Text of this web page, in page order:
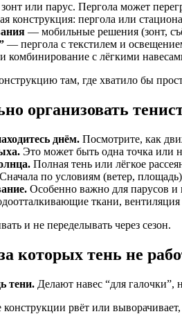
или парус. Пергола может
конструкция: пергола или
— мобильные решения (зонт,
— пергола с текстилем и
комбинирование с лёгкими
там, где хватило бы
организовать
днём. Посмотрите, как
Это может быть одна точка или
Полная тень или лёгкое
Сначала по условиям (ветер,
Особенно важно для парусов и
ткани, вентиляция
и не переделывать через сезон.
которых тень не
тени. Делают навес “для галочки”,
конструкции рвёт или